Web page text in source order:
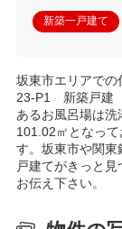
新築一戸建て
坂東市エリアでの
23-P1 新築戸建
あるお風呂場は洗
101.02㎡となっ
す。坂東市や関東
戸建てがきっと
お伝え下さい。